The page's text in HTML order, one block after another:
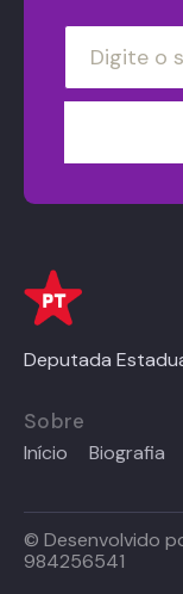
Deputada
Sobre
Início Biografia
© Desenvolvido
984256541